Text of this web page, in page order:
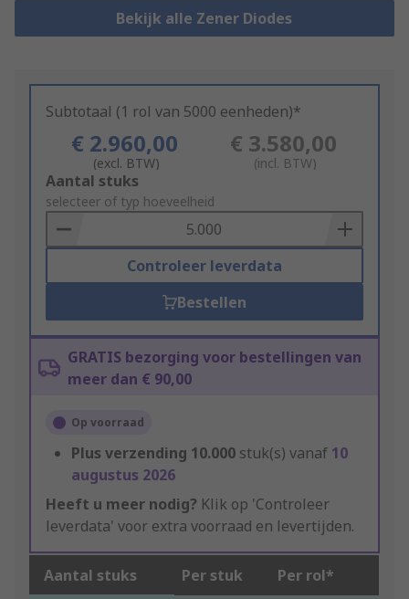
Bekijk alle Zener Diodes
Subtotaal (1 rol van 5000 eenheden)*
€ 2.960,00
(excl. BTW)
€ 3.580,00
(incl. BTW)
Add
to
Basket
Aantal stuks
selecteer of typ hoeveelheid
Controleer leverdata
Bestellen
GRATIS bezorging voor bestellingen van
meer dan € 90,00
Op voorraad
Plus verzending 10.000 stuk(s) vanaf 10
augustus 2026
Heeft u meer nodig? Klik op 'Controleer
leverdata' voor extra voorraad en levertijden.
Aantal stuks Per stuk Per rol*